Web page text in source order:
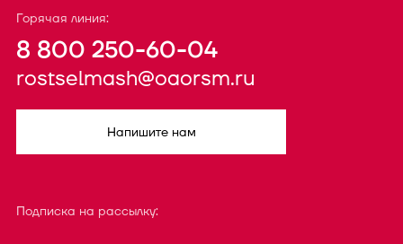
Горячая линия:
8 800 250-60-04
rostselmash@oaorsm.ru
Напишите нам
Подписка на рассылку: